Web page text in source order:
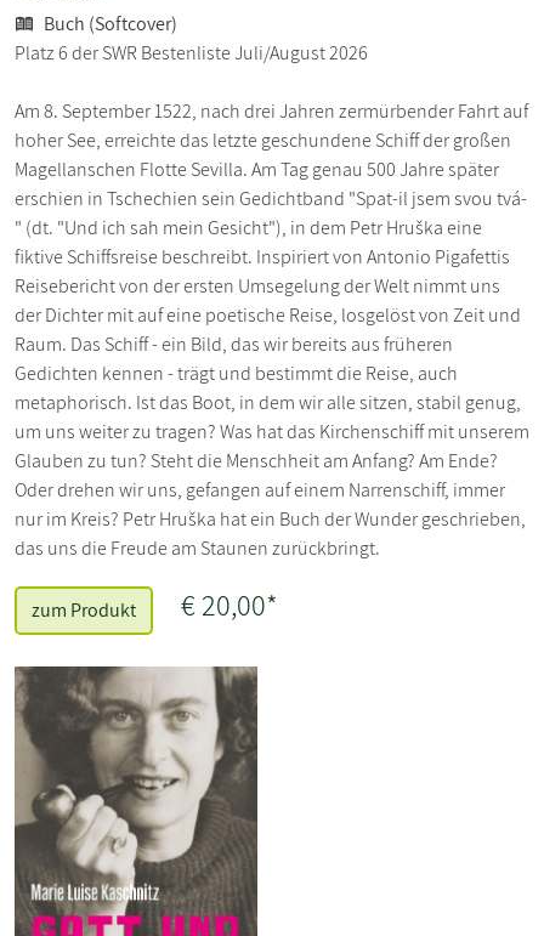
Buch (Softcover)
Platz 6 der SWR Bestenliste Juli/August 2026
Am 8. September 1522, nach drei Jahren zermürbender Fahrt auf
hoher See, erreichte das letzte geschundene Schiff der großen
Magellanschen Flotte Sevilla. Am Tag genau 500 Jahre später
erschien in Tschechien sein Gedichtband "Spat-il jsem svou tvá-
" (dt. "Und ich sah mein Gesicht"), in dem Petr Hruška eine
fiktive Schiffsreise beschreibt. Inspiriert von Antonio Pigafettis
Reisebericht von der ersten Umsegelung der Welt nimmt uns
der Dichter mit auf eine poetische Reise, losgelöst von Zeit und
Raum. Das Schiff - ein Bild, das wir bereits aus früheren
Gedichten kennen - trägt und bestimmt die Reise, auch
metaphorisch. Ist das Boot, in dem wir alle sitzen, stabil genug,
um uns weiter zu tragen? Was hat das Kirchenschiff mit unserem
Glauben zu tun? Steht die Menschheit am Anfang? Am Ende?
Oder drehen wir uns, gefangen auf einem Narrenschiff, immer
nur im Kreis? Petr Hruška hat ein Buch der Wunder geschrieben,
das uns die Freude am Staunen zurückbringt.
zum Produkt € 20,00*